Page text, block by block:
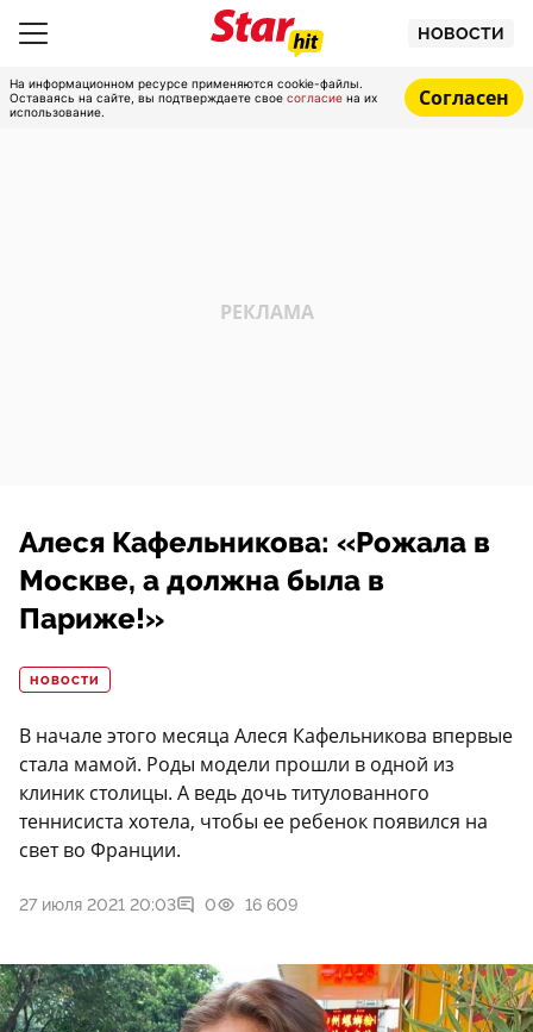
НОВОСТИ
На информационном ресурсе применяются cookie-файлы.
Оставаясь на сайте, вы подтверждаете свое согласие на их
использование.
Согласен
Алеся Кафельникова: «Рожала в
Москве, а должна была в
Париже!»
НОВОСТИ
В начале этого месяца Алеся Кафельникова впервые
стала мамой. Роды модели прошли в одной из
клиник столицы. А ведь дочь титулованного
теннисиста хотела, чтобы ее ребенок появился на
свет во Франции.
27 июля 2021 20:03 0 16 609